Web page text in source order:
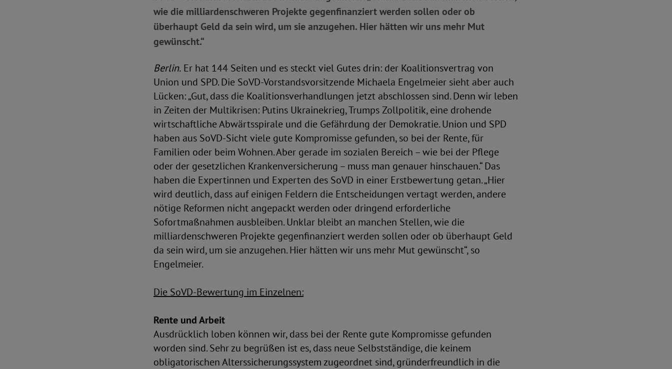
wie die milliardenschweren Projekte gegenfinanziert werden sollen oder ob
überhaupt Geld da sein wird, um sie anzugehen. Hier hätten wir uns mehr Mut
gewünscht.“
Berlin. Er hat 144 Seiten und es steckt viel Gutes drin: der Koalitionsvertrag von
Union und SPD. Die SoVD-Vorstandsvorsitzende Michaela Engelmeier sieht aber auch
Lücken: „Gut, dass die Koalitionsverhandlungen jetzt abschlossen sind. Denn wir leben
in Zeiten der Multikrisen: Putins Ukrainekrieg, Trumps Zollpolitik, eine drohende
wirtschaftliche Abwärtsspirale und die Gefährdung der Demokratie. Union und SPD
haben aus SoVD-Sicht viele gute Kompromisse gefunden, so bei der Rente, für
Familien oder beim Wohnen. Aber gerade im sozialen Bereich – wie bei der Pflege
oder der gesetzlichen Krankenversicherung – muss man genauer hinschauen.“ Das
haben die Expertinnen und Experten des SoVD in einer Erstbewertung getan. „Hier
wird deutlich, dass auf einigen Feldern die Entscheidungen vertagt werden, andere
nötige Reformen nicht angepackt werden oder dringend erforderliche
Sofortmaßnahmen ausbleiben. Unklar bleibt an manchen Stellen, wie die
milliardenschweren Projekte gegenfinanziert werden sollen oder ob überhaupt Geld
da sein wird, um sie anzugehen. Hier hätten wir uns mehr Mut gewünscht“, so
Engelmeier.
Die SoVD-Bewertung im Einzelnen:
Rente und Arbeit
Ausdrücklich loben können wir, dass bei der Rente gute Kompromisse gefunden
worden sind. Sehr zu begrüßen ist es, dass neue Selbstständige, die keinem
obligatorischen Alterssicherungssystem zugeordnet sind, gründerfreundlich in die